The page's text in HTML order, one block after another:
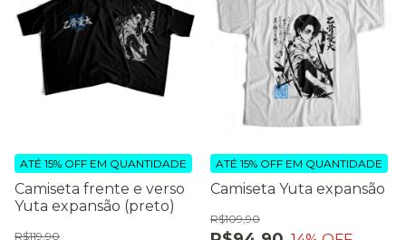
Camiseta frente e verso
Yuta expansão (preto)
R$119,90
ATÉ 15% OFF EM QUANTIDADE
Camiseta Yuta expansão
R$109,90
ATÉ 15% OFF EM QUANTIDADE